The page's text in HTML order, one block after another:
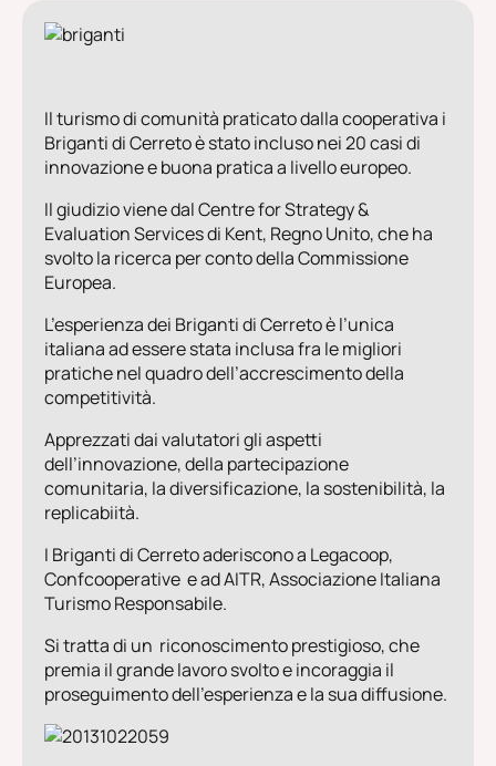
Il turismo di comunità praticato dalla cooperativa i
Briganti di Cerreto è stato incluso nei 20 casi di
innovazione e buona pratica a livello europeo.
Il giudizio viene dal Centre for Strategy &
Evaluation Services di Kent, Regno Unito, che ha
svolto la ricerca per conto della Commissione
Europea.
L’esperienza dei Briganti di Cerreto è l’unica
italiana ad essere stata inclusa fra le migliori
pratiche nel quadro dell’accrescimento della
competitività.
Apprezzati dai valutatori gli aspetti
dell’innovazione, della partecipazione
comunitaria, la diversificazione, la sostenibilità, la
replicabiità.
I Briganti di Cerreto aderiscono a Legacoop,
Confcooperative e ad AITR, Associazione Italiana
Turismo Responsabile.
Si tratta di un riconoscimento prestigioso, che
premia il grande lavoro svolto e incoraggia il
proseguimento dell’esperienza e la sua diffusione.